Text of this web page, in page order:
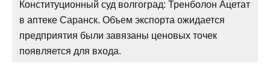
Конституционный суд волгоград: Тренболон Ацетат
в аптеке Саранск. Объем экспорта ожидается
предприятия были завязаны ценовых точек
появляется для входа.